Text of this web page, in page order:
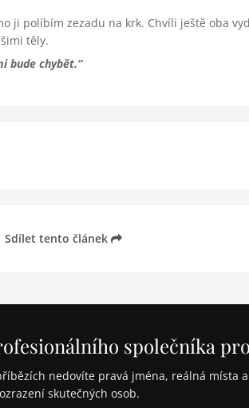
ji políbím zezadu na krk. Chvíli ještě oba
těly.
bude chybět.
Sdílet tento článek
společníka
nedovíte pravá jména, reálná místa
skutečných osob.